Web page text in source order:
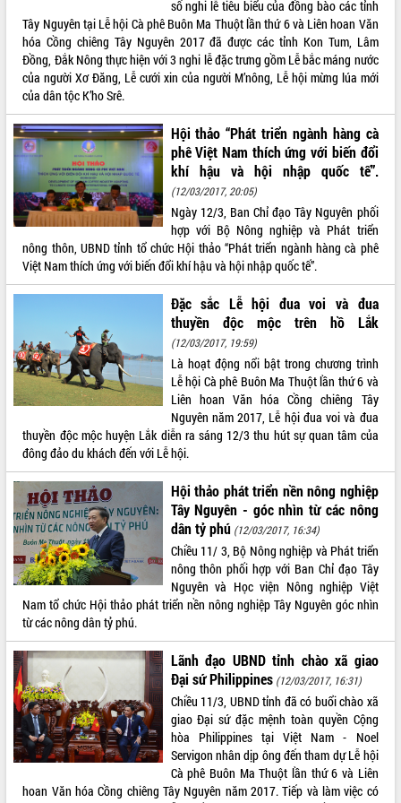
nhanh tiến độ các dự án trọng điểm
trong Khu kinh tế Nam Phú Yên
Hòn Yến phát triển du lịch gắn với bảo
tồn biển
Lấy ý kiến điều chỉnh Quy hoạch tỉnh
Đắk Lắk thời kỳ 2021-2030, tầm nhìn
đến năm 2050
Phát động chiến dịch 30 ngày đêm
giải phóng mặt bằng Tuyến đường bộ
ven biển
Đắk Lắk nỗ lực thúc đẩy tăng trưởng
kinh tế từ 10% trở lên trong Quý
Đắk Lắk ký kết thỏa thuận hợp tác về
chuyển đổi số giai đoạn 2026 – 2030
với Tập đoàn Bưu chính Viễn thông
Thứ trưởng Bộ Y tế làm việc với tỉnh
Đắk Lắk về phát triển nhân lực y tế
cho trạm y tế cấp xã
Du lịch Đắk Lắk nâng tầm trải nghiệm
du khách thông qua Hệ thống cơ sở dữ
liệu và Bản đồ số
Tập huấn ứng dụng trí tuệ nhân tạo (AI)
trong thương mại điện tử năm 2026
Đoàn đại biểu Quốc hội tỉnh Đắk Lắk
trao đổi thông tin trước Kỳ họp thứ
nhất, Quốc hội khóa XVI
Quyết liệt cải cách hành chính, khơi
thông nguồn lực phát triển
tỉnh thông qua hiện đại hóa hành chính
Xã Ea Phê gắn cải cách hành chính với
chuyển đổi số
Phó Chủ tịch Thường trực UBND tỉnh
Hồ Thị Nguyên Thảo làm việc tại Trung
tâm Phục vụ hành chính công xã Ea
Phê
Xây dựng nền hành chính số đồng
hành cùng nông dân dân, doanh nghiệp
Giai đoạn 2026-2030, Đắk Lắk phấn
số nghi lễ tiêu biểu của đồng bào các tỉnh
Tây Nguyên tại Lễ hội Cà phê Buôn Ma Thuột lần thứ 6 và Liên hoan Văn
hóa Cồng chiêng Tây Nguyên 2017 đã được các tỉnh Kon Tum, Lâm
Đồng, Đắk Nông thực hiện với 3 nghi lễ đặc trưng gồm Lễ bắc máng nước
của người Xơ Đăng, Lễ cưới xin của người M’nông, Lễ hội mừng lúa mới
của dân tộc K’ho Srê.
Hội thảo “Phát triển ngành hàng cà
phê Việt Nam thích ứng với biến đổi
khí hậu và hội nhập quốc tế”.
(12/03/2017, 20:05)
Ngày 12/3, Ban Chỉ đạo Tây Nguyên phối
hợp với Bộ Nông nghiệp và Phát triển
nông thôn, UBND tỉnh tổ chức Hội thảo “Phát triển ngành hàng cà phê
Việt Nam thích ứng với biến đổi khí hậu và hội nhập quốc tế”.
Đặc sắc Lễ hội đua voi và đua
thuyền độc mộc trên hồ Lắk
(12/03/2017, 19:59)
Là hoạt động nổi bật trong chương trình
Lễ hội Cà phê Buôn Ma Thuột lần thứ 6 và
Liên hoan Văn hóa Cồng chiêng Tây
Nguyên năm 2017, Lễ hội đua voi và đua
thuyền độc mộc huyện Lắk diễn ra sáng 12/3 thu hút sự quan tâm của
đông đảo du khách đến với Lễ hội.
Hội thảo phát triển nền nông nghiệp
Tây Nguyên - góc nhìn từ các nông
dân tỷ phú (12/03/2017, 16:34)
Chiều 11/ 3, Bộ Nông nghiệp và Phát triển
nông thôn phối hợp với Ban Chỉ đạo Tây
Nguyên và Học viện Nông nghiệp Việt
Nam tổ chức Hội thảo phát triển nền nông nghiệp Tây Nguyên góc nhìn
từ các nông dân tỷ phú.
Lãnh đạo UBND tỉnh chào xã giao
Đại sứ Philippines (12/03/2017, 16:31)
Chiều 11/3, UBND tỉnh đã có buổi chào xã
giao Đại sứ đặc mệnh toàn quyền Cộng
hòa Philippines tại Việt Nam - Noel
Servigon nhân dịp ông đến tham dự Lễ hội
Cà phê Buôn Ma Thuột lần thứ 6 và Liên
hoan Văn hóa Cồng chiêng Tây Nguyên năm 2017. Tiếp và làm việc có